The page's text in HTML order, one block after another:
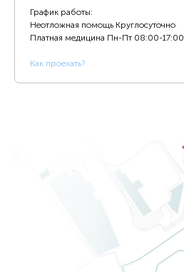
График работы:
Неотложная помощь Круглосуточно
Платная медицина Пн-Пт 08:00-17:00
Как проехать?